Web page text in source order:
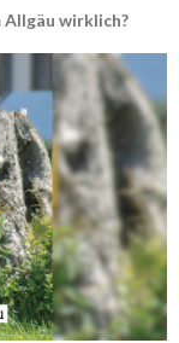
wirklich?